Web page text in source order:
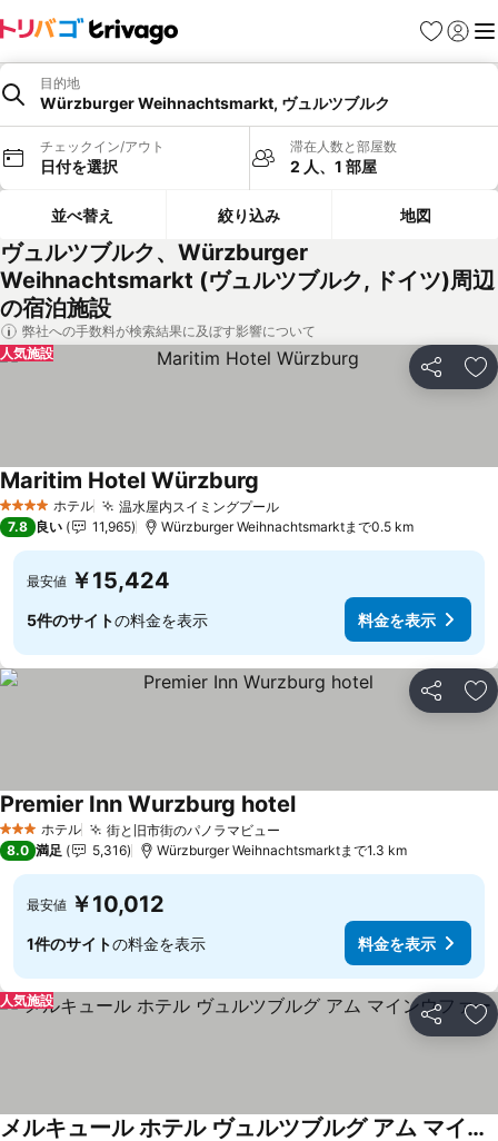
お気に入り
ログイ
メ
目的地
Würzburger Weihnachtsmarkt, ヴュルツブルク
チェックイン/アウト
日付を選択
滞在人数と部屋数
2 人、1 部屋
並べ替え 絞り込み 地図
ヴュルツブルク、Würzburger
Weihnachtsmarkt (ヴュルツブルク, ドイツ)周辺
の宿泊施設
弊社への手数料が検索結果に及ぼす影響について
シェア お
人気施設
4 ホテルのランク
ホテル 温水屋内スイミングプール
Maritim Hotel Würzburg
7.8 良い 11,965 Würzburger Weihnachtsmarktまで0.5 km
最安値 ￥15,424
5件のサイトの料金を表示 料金を表示
シェア お
3 ホテルのランク
ホテル 街と旧市街のパノラマビュー
Premier Inn Wurzburg hotel
8.0 満足 5,316 Würzburger Weihnachtsmarktまで1.3 km
最安値 ￥10,012
1件のサイトの料金を表示 料金を表示
シェア お
人気施設
メルキュール ホテル ヴュルツブルグ アム マインウファー